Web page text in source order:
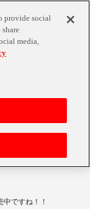
ですね！！
provide social
media,